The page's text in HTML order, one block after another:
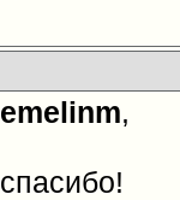
emelinm,
спасибо!